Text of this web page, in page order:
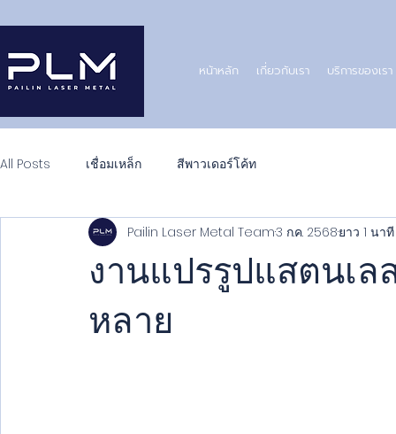
หน้าหลัก เกี่ยวกับเรา บริการของเรา
All Posts เชื่อมเหล็ก สีพาวเดอร์โค้ท
งานแปรรูปแสตนเล
หลาย
Pailin Laser Metal Team3 ก.ค. 2568ยาว 1 นาที